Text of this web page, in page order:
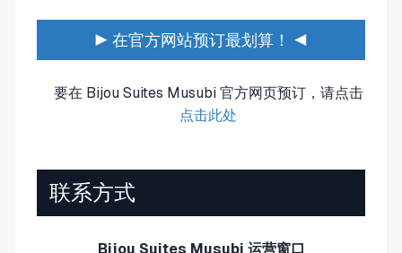
▶ 在官方网站预订最划算！ ◀
要在 Bijou Suites Musubi 官方网页预订，请点击
点击此处
联系方式
Bijou Suites Musubi 运营窗口